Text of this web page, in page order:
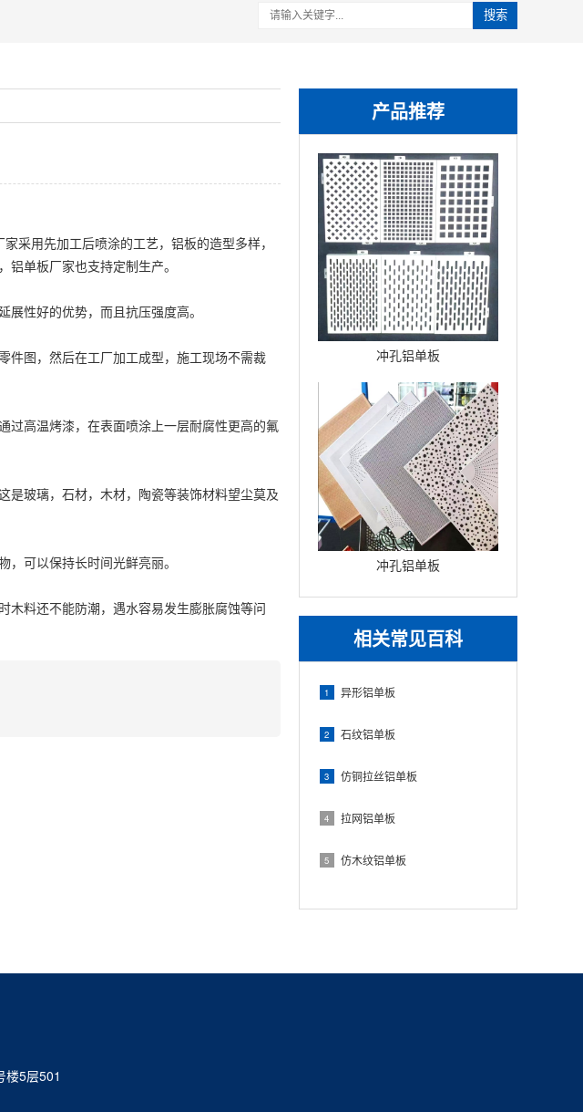
搜索
产品推荐
冲孔铝单板
冲孔铝单板
相关常见百科
1 异形铝单板
2 石纹铝单板
3 仿铜拉丝铝单板
4 拉网铝单板
5 仿木纹铝单板
家采用先加工后喷涂的工艺，铝板的造型多样，
铝单板厂家也支持定制生产。
性好的优势，而且抗压强度高。
件图，然后在工厂加工成型，施工现场不需裁
过高温烤漆，在表面喷涂上一层耐腐性更高的氟
是玻璃，石材，木材，陶瓷等装饰材料望尘莫及
可以保持长时间光鲜亮丽。
木料还不能防潮，遇水容易发生膨胀腐蚀等问
楼5层501